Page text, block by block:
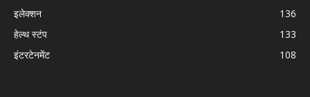
इलेक्शन
136
हेल्थ स्टंप
133
इंटरटेनमेंट
108